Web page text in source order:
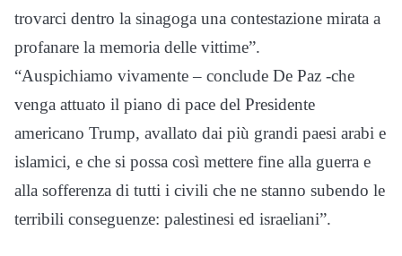
trovarci dentro la sinagoga una contestazione mirata a
profanare la memoria delle vittime”.
“Auspichiamo vivamente – conclude De Paz -che
venga attuato il piano di pace del Presidente
americano Trump, avallato dai più grandi paesi arabi e
islamici, e che si possa così mettere fine alla guerra e
alla sofferenza di tutti i civili che ne stanno subendo le
terribili conseguenze: palestinesi ed israeliani”.